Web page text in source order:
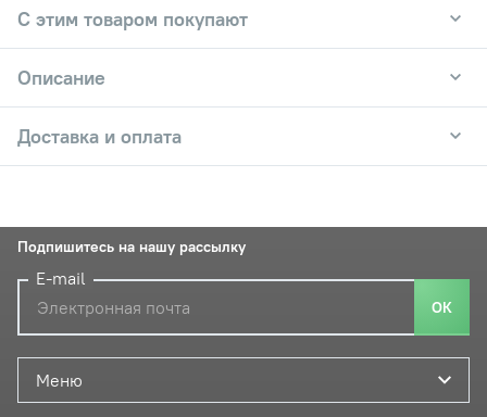
С этим товаром покупают
Описание
Доставка и оплата
Меню
Подпишитесь на нашу рассылку
E-mail
ОК